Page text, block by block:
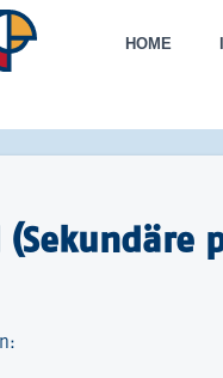
HOME
(Sekundäre